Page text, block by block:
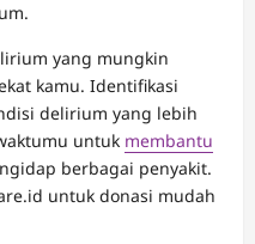
yang mungkin
kamu. Identifikasi
delirium yang lebih
untuk membantu
berbagai penyakit.
untuk donasi mudah